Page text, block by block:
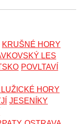
KRUŠNÉ HORY
LES
POVLTAVÍ
HORY
JESENÍKY